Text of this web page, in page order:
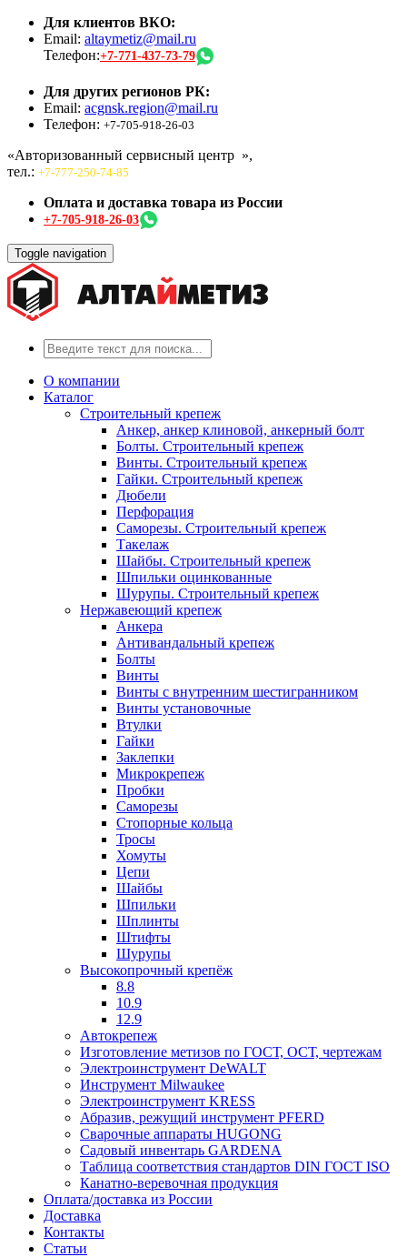
Для клиентов ВКО:
Email: altaymetiz@mail.ru
Телефон:+7-771-437-73-79
Для других регионов РК:
Email: acgnsk.region@mail.ru
Телефон: +7-705-918-26-03
«Авторизованный сервисный центр »,
тел.: +7-777-250-74-85
Оплата и доставка товара из России
+7-705-918-26-03
Toggle navigation
О компании
Каталог
Строительный крепеж
Анкер, анкер клиновой, анкерный болт
Болты. Строительный крепеж
Винты. Строительный крепеж
Гайки. Строительный крепеж
Дюбели
Перфорация
Саморезы. Строительный крепеж
Такелаж
Шайбы. Строительный крепеж
Шпильки оцинкованные
Шурупы. Строительный крепеж
Нержавеющий крепеж
Анкера
Антивандальный крепеж
Болты
Винты
Винты с внутренним шестигранником
Винты установочные
Втулки
Гайки
Заклепки
Микрокрепеж
Пробки
Саморезы
Стопорные кольца
Тросы
Хомуты
Цепи
Шайбы
Шпильки
Шплинты
Штифты
Шурупы
Высокопрочный крепёж
8.8
10.9
12.9
Автокрепеж
Изготовление метизов по ГОСТ, ОСТ, чертежам
Электроинструмент DeWALT
Инструмент Milwaukee
Электроинструмент KRESS
Абразив, режущий инструмент PFERD
Сварочные аппараты HUGONG
Садовый инвентарь GARDENA
Таблица соответствия стандартов DIN ГОСТ ISO
Канатно-веревочная продукция
Оплата/доставка из России
Доставка
Контакты
Статьи